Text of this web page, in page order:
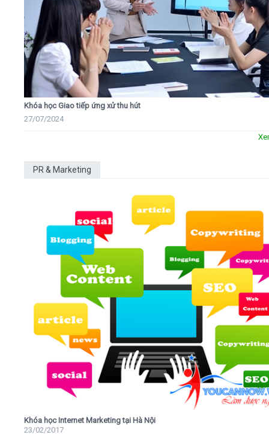
Khóa học Giao tiếp ứng xử thu hút
27/07/2024
PR & Marketing
Khóa học Internet Marketing tại Hà Nội
23/02/2017